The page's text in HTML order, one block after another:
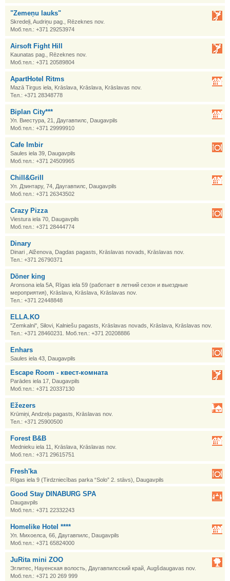
"Zemeņu lauks"
Skredeļi, Audriņu pag., Rēzeknes nov.
Моб.тел.: +371 29253974
Airsoft Fight Hill
Kaunatas pag., Rēzeknes nov.
Моб.тел.: +371 20589804
ApartHotel Ritms
Mazā Tirgus iela, Krāslava, Krāslava, Krāslavas nov.
Тел.: +371 28348778
Biplan City***
Ул. Виестура, 21, Даугавпилс, Daugavpils
Моб.тел.: +371 29999910
Cafe Imbir
Saules iela 39, Daugavpils
Моб.тел.: +371 24509965
Chill&Grill
Ул. Дзинтару, 74, Даугавпилс, Daugavpils
Моб.тел.: +371 26343502
Crazy Pizza
Viestura iela 70, Daugavpils
Моб.тел.: +371 28444774
Dinary
Dinari , Alženova, Dagdas pagasts, Krāslavas novads, Krāslavas nov.
Тел.: +371 26790371
Döner king
Aronsona iela 5A, Rīgas iela 59 (работает в летний сезон и выездные
мероприятия), Krāslava, Krāslava, Krāslavas nov.
Тел.: +371 22448848
ELLA.KO
"Zemkalni", Silovi, Kalniešu pagasts, Krāslavas novads, Krāslava, Krāslavas nov.
Тел.: +371 28460231. Моб.тел.: +371 20208886
Enhars
Saules iela 43, Daugavpils
Escape Room - квест-комната
Parādes iela 17, Daugavpils
Моб.тел.: +371 20337130
Ežezers
Krūmiņi, Andzeļu pagasts, Krāslavas nov.
Тел.: +371 25900500
Forest B&B
Mednieku iela 11, Krāslava, Krāslavas nov.
Моб.тел.: +371 29615751
Fresh'ka
Rīgas iela 9 (Tirdzniecības parka “Solo” 2. stāvs), Daugavpils
Good Stay DINABURG SPA
Daugavpils
Моб.тел.: +371 22332243
Homelike Hotel ****
Ул. Михоелса, 66, Даугавпилс, Daugavpils
Моб.тел.: +371 65824000
JuRita mini ZOO
Эглитес, Науенская волость, Даугавпилсский край, Augšdaugavas nov.
Моб.тел.: +371 20 269 999